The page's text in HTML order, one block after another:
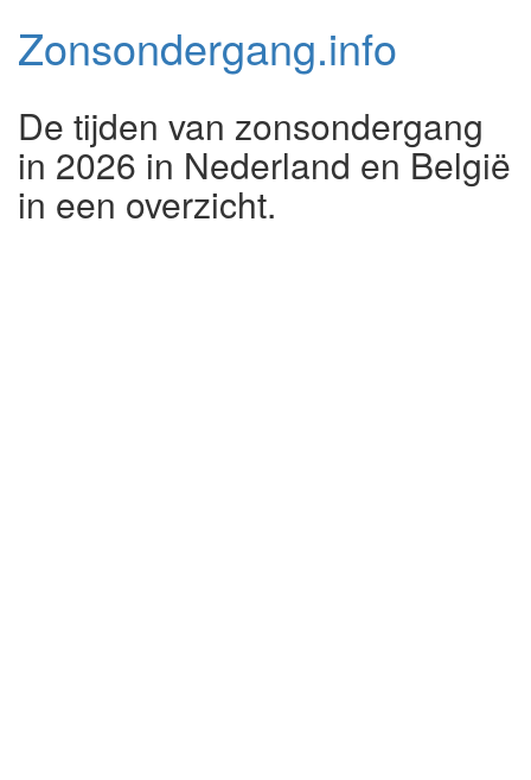
Zonsondergang.info
De tijden van zonsondergang
in 2026 in Nederland en België
in een overzicht.